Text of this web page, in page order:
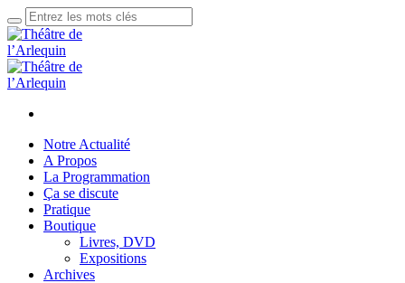
Notre Actualité
A Propos
La Programmation
Ça se discute
Pratique
Boutique
Livres, DVD
Expositions
Archives